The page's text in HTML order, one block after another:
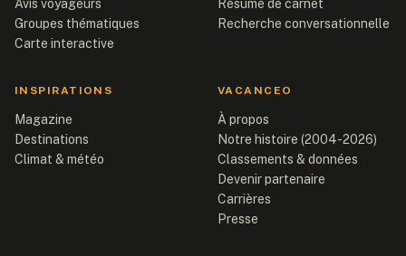
Avis voyageurs
Groupes thématiques
Carte interactive
Résumé de carnet
Recherche conversationnelle
INSPIRATIONS
Magazine
Destinations
Climat & météo
VACANCEO
À propos
Notre histoire (2004-2026)
Classements & données
Devenir partenaire
Carrières
Presse